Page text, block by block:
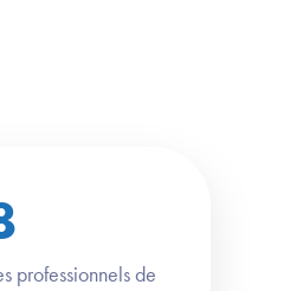
professionnels de